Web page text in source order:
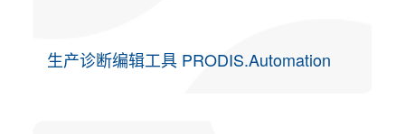
生产诊断编辑工具 PRODIS.Automation